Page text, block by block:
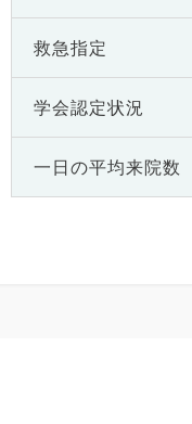
救急指定
学会認定状況
一日の平均来院数